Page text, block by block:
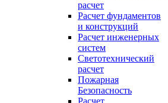
расчет
Расчет фундаментов
и конструкций
Расчет инженерных
систем
Светотехнический
расчет
Пожарная
Безопасность
Расчет